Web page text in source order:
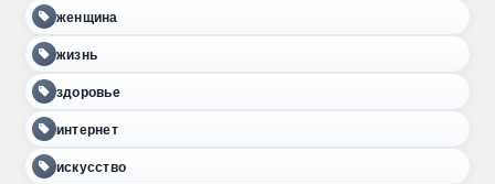
женщина
жизнь
здоровье
интернет
искусство